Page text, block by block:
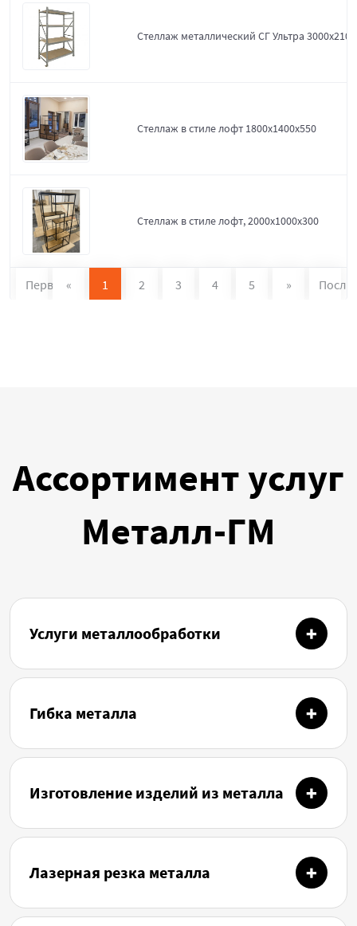
Стеллаж металлический СГ Ультра
Стеллаж в стиле лофт 1800х1400х550
Стеллаж в стиле лофт, 2000х1000х300
Первая « 1 2 3 4 5 »
Ассортимент услуг
Металл-ГМ
Услуги металлообработки
Гибка металла
Изготовление изделий из металла
Лазерная резка металла